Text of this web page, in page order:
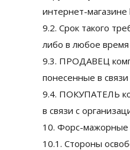
интернет-
9.2. Срок такого
либо в любое
9.3. ПРОДАВЕЦ
понесенные в
9.4. ПОКУПАТЕЛЬ
в связи с
10. Форс-мажорные
10.1. Стороны